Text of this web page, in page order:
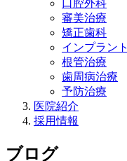
口腔外科
審美治療
矯正歯科
インプラント
根管治療
歯周病治療
予防治療
医院紹介
採用情報
ブログ